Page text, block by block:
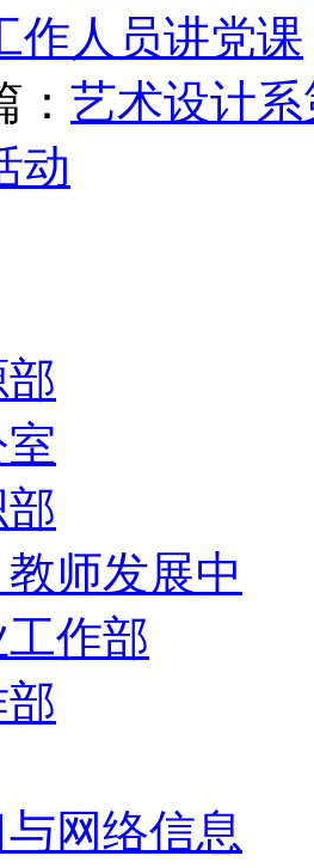
作人员讲党课
艺术设计
动
师发展中
作部
网络信息